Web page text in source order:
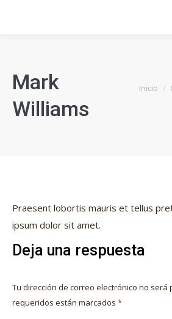
Mark
Williams
Estás aquí:
Inicio
Praesent lobortis mauris et tellus
ipsum dolor sit amet.
Deja una respuesta
Tu dirección de correo electrónico no será
requeridos están marcados *